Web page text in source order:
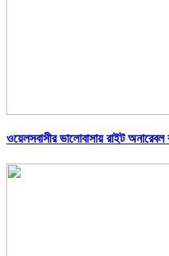
ওয়েলসবাসীর ভালোবাসায় রাইট অনারেবল